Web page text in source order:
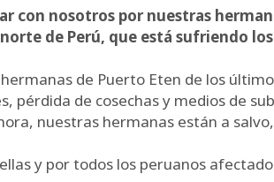
con nosotros por nuestras
de Perú, que está sufriendo
de Puerto Eten de los
pérdida de cosechas y medios de
nuestras hermanas están a
y por todos los peruanos